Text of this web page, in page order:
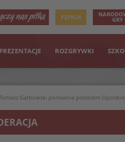
PZPN24 GRY
ROZGRYWKI
Tomasz Garbowski ponownie prezesem